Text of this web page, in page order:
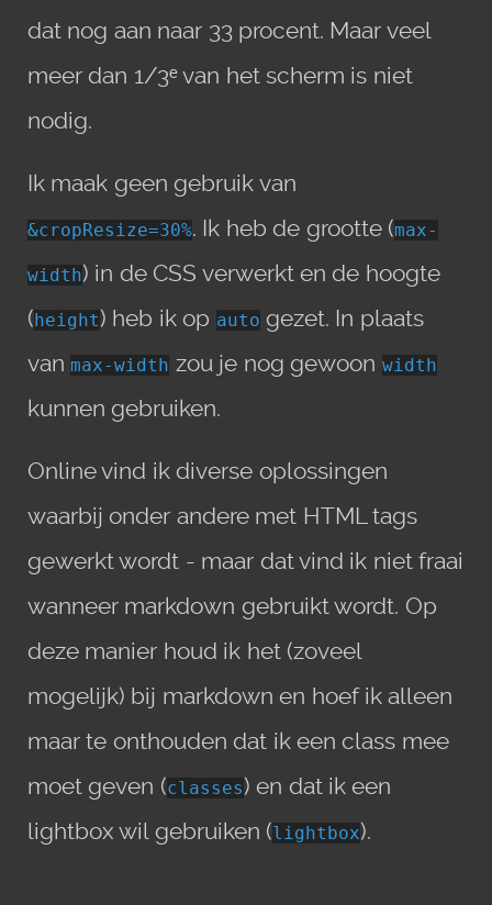
dat nog aan naar 33 procent. Maar veel
meer dan 1/3ᵉ van het scherm is niet
nodig.
Ik maak geen gebruik van
&cropResize=30%. Ik heb de grootte (max-
width) in de CSS verwerkt en de hoogte
(height) heb ik op auto gezet. In plaats
vanmax-width zou je nog gewoon width
kunnen gebruiken.
Online vind ik diverse oplossingen
waarbij onder andere met HTML tags
gewerkt wordt - maar dat vind ik niet fraai
wanneer markdown gebruikt wordt. Op
deze manier houd ik het (zoveel
mogelijk) bij markdown en hoef ik alleen
maar te onthouden dat ik een class mee
moet geven (classes) en dat ik een
lightbox wil gebruiken (lightbox).